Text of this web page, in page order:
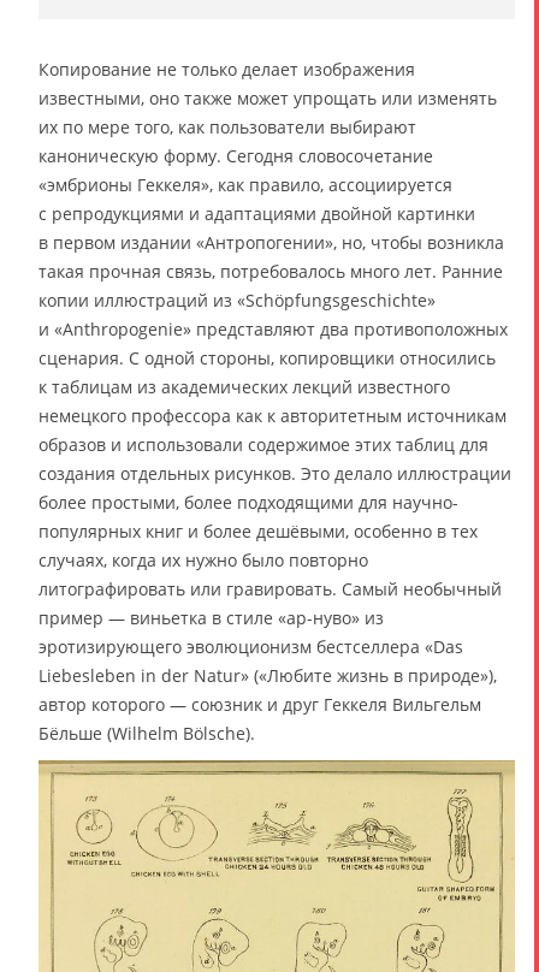
Копирование не только делает изображения
известными, оно также может упрощать или изменять
их по мере того, как пользователи выбирают
каноническую форму. Сегодня словосочетание
«эмбрионы Геккеля», как правило, ассоциируется
с репродукциями и адаптациями двойной картинки
в первом издании «Антропогении», но, чтобы возникла
такая прочная связь, потребовалось много лет. Ранние
копии иллюстраций из «Schöpfungsgeschichte»
и «Anthropogenie» представляют два противоположных
сценария. С одной стороны, копировщики относились
к таблицам из академических лекций известного
немецкого профессора как к авторитетным источникам
образов и использовали содержимое этих таблиц для
создания отдельных рисунков. Это делало иллюстрации
более простыми, более подходящими для научно-
популярных книг и более дешёвыми, особенно в тех
случаях, когда их нужно было повторно
литографировать или гравировать. Самый необычный
пример — виньетка в стиле «ар-нуво» из
эротизирующего эволюционизм бестселлера «Das
Liebesleben in der Natur» («Любите жизнь в природе»),
автор которого — союзник и друг Геккеля Вильгельм
Бёльше (Wilhelm Bölsche).